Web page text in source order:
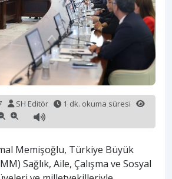
SH Editör
1 dk. okuma süresi
Memişoğlu, Türkiye Büyük
Sağlık, Aile, Çalışma ve Sosyal